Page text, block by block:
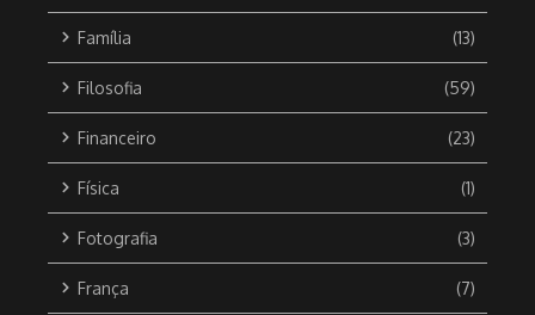
Família (13)
Filosofia (59)
Financeiro (23)
Física (1)
Fotografia (3)
França (7)